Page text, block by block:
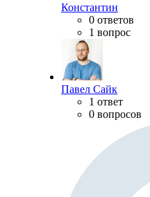
Константин
0 ответов
1 вопрос
Павел Сайк
1 ответ
0 вопросов